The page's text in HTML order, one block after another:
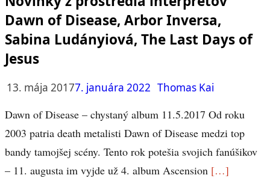
Dawn of Disease, Arbor Inversa,
Sabina Ludányiová, The Last Days of
Jesus
13. mája 20177. januára 2022 Thomas Kai
Dawn of Disease – chystaný album 11.5.2017 Od roku
2003 patria death metalisti Dawn of Disease medzi top
bandy tamojšej scény. Tento rok potešia svojich fanúšikov
– 11. augusta im vyjde už 4. album Ascension […]